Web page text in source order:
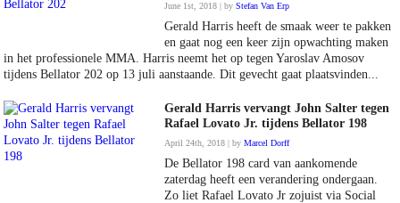
June 1st, 2018 | byStefan Van Erp
Gerald Harris heeft de smaak weer te pakken
en gaat nog een keer zijn opwachting maken
in het professionele MMA. Harris neemt het op tegen Yaroslav Amosov
tijdens Bellator 202 op 13 juli aanstaande. Dit gevecht gaat plaatsvinden...
Gerald Harris vervangt John Salter tegen
Rafael Lovato Jr. tijdens Bellator 198
April 24th, 2018 | byMarcel Dorff
De Bellator 198 card van aankomende
zaterdag heeft een verandering ondergaan.
Zo liet Rafael Lovato Jr zojuist via Social